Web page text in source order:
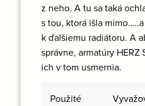
z neho. A tu sa taká
s tou, ktorá išla
k ďalšiemu radiátoru. A
správne, armatúry HERZ
ich v tom usmernia.
Použité